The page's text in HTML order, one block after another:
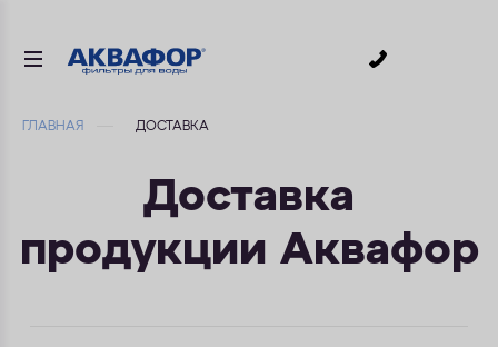
СМЕННЫЕ МОДУЛИ
ДЛЯ ВАННОЙ
ГЛАВНАЯ ДОСТАВКА
Доставка
продукции Аквафор